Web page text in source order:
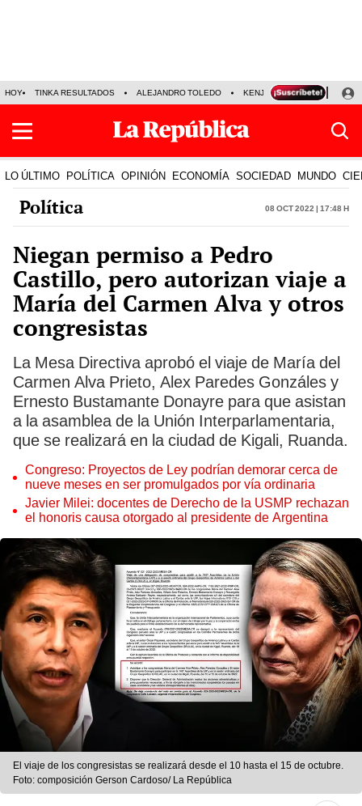
HOY TINKA RESULTADOS ALEJANDRO TOLEDO KENJI FUJIMORI
LO ÚLTIMO POLÍTICA OPINIÓN ECONOMÍA SOCIEDAD MUNDO
Política 08 Oct 2022 | 17:48 h
Niegan permiso a Pedro
Castillo, pero autorizan viaje a
María del Carmen Alva y otros
congresistas
La Mesa Directiva aprobó el viaje de María del
Carmen Alva Prieto, Alex Paredes Gonzáles y
Ernesto Bustamante Donayre para que asistan
a la asamblea de la Unión Interparlamentaria,
que se realizará en la ciudad de Kigali, Ruanda.
Congreso: Proyectos de Ley podrían demorar cerca de
nueve meses en ser promulgados por vía ordinaria
Javier Milei: docentes de Derecho de la USMP rechazan
el honoris causa otorgado al presidente de Argentina
El viaje de los congresistas se realizará desde el 10 hasta el 15 de octubre.
Foto: composición Gerson Cardoso/ La República